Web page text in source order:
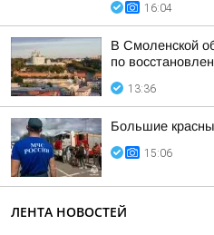
16:04
В Смоленской
по
13:36
Большие
15:06
ЛЕНТА НОВОСТЕЙ